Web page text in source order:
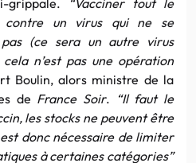
contre un virus qui ne se
(ce sera un autre virus
n’est pas une opération
Boulin, alors ministre de la
de France Soir. “Il faut le
les stocks ne peuvent être
donc nécessaire de limiter
à certaines catégories”